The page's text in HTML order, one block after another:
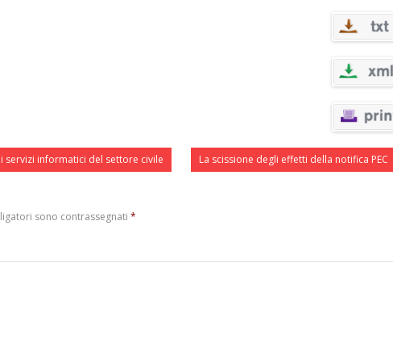
servizi informatici del settore civile La scissione degli effetti della notifica PEC
sono contrassegnati *